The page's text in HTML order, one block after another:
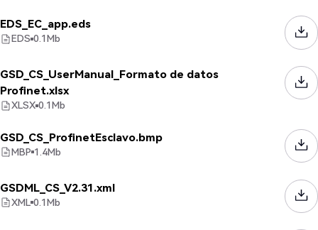
EDS_EC_app.eds
EDS 0.1Mb
GSD_CS_UserManual_Formato de datos
Profinet.xlsx
XLSX 0.1Mb
GSD_CS_ProfinetEsclavo.bmp
MBP 1.4Mb
GSDML_CS_V2.31.xml
XML 0.1Mb